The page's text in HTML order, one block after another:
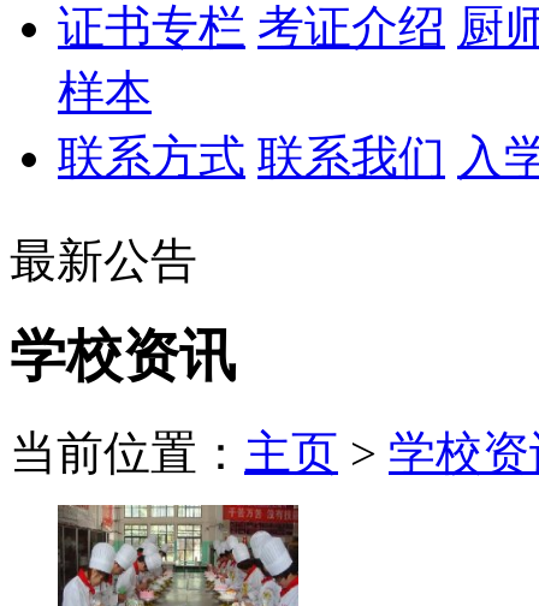
证书专栏 考证介绍 厨
样本
联系方式 联系我们 入
最新公告
学校资讯
当前位置： 主页 > 学校